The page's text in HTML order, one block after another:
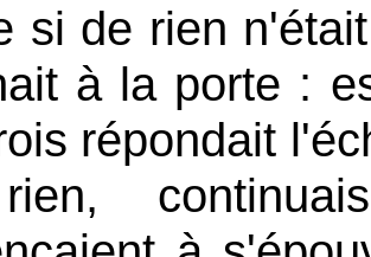
si de rien
à la porte :
répondait